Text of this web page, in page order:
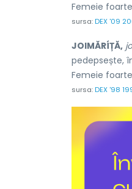
Femeie
sursa:DEX '09
JOIMĂRÍȚĂ,
pedepsește,
Femeie
sursa:DEX '98